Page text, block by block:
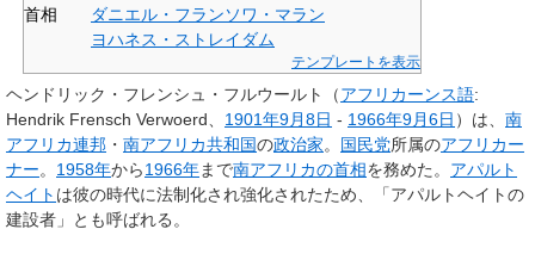
首相
ダニエル・フランソワ・マラン
ヨハネス・ストレイダム
テンプレートを表示
ヘンドリック・フレンシュ・フルウールト （アフリカーンス語:
Hendrik Frensch Verwoerd
1901年9月8日 - 1966年9月6日 ）は、 南
アフリカ連邦 ・ 南アフリカ共和国の政治家。 国民党所属のアフリカー
ナー。 1958年から1966年まで南アフリカの首相を務めた。 アパルト
ヘイト は彼の時代に法制化され強化されたため、「アパルトヘイトの
建設者」とも呼ばれる。